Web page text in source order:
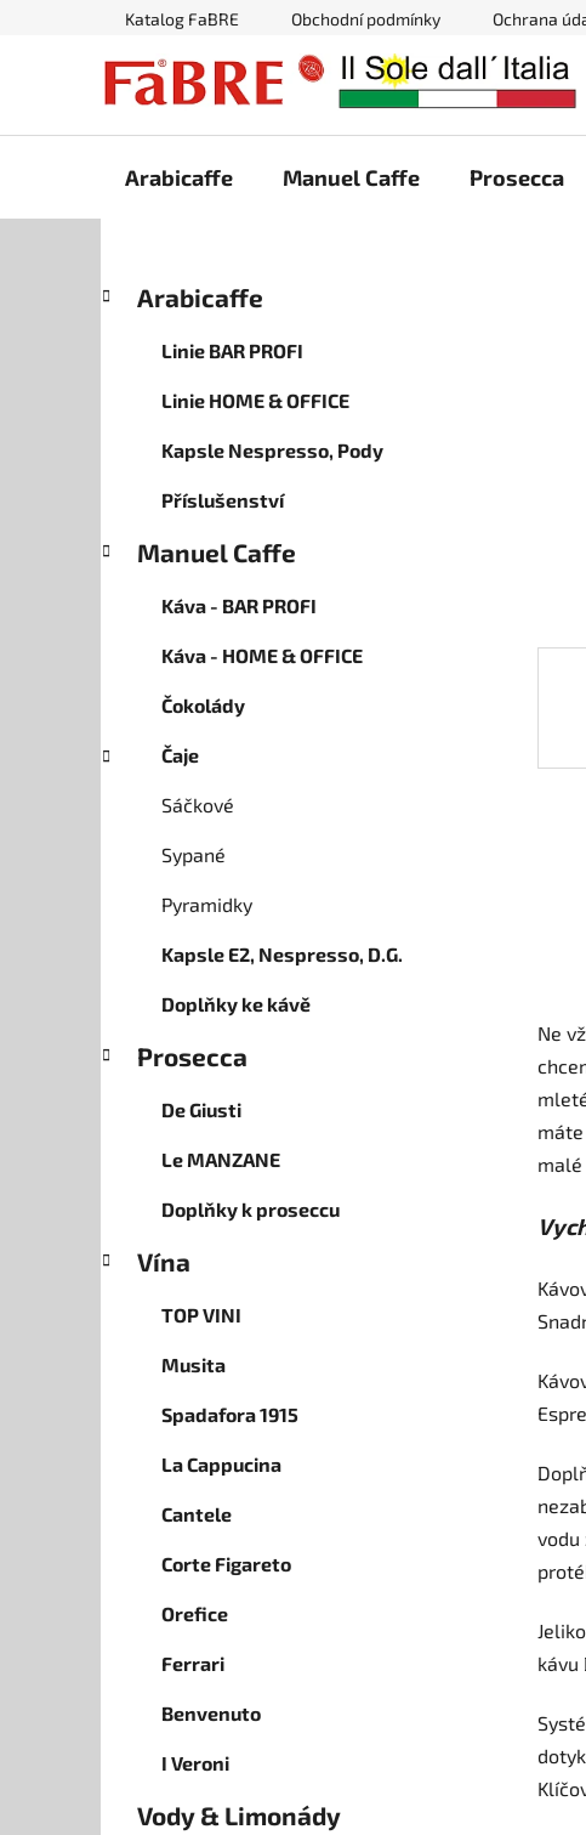
Katalog FaBRE Obchodní podmínky Ochrana
Arabicaffe Manuel Caffe Prosecca
P
í
p
kategorie
a
Arabicaffe
Linie BAR PROFI
Linie HOME & OFFICE
Kapsle Nespresso, Pody
Příslušenství
Manuel Caffe
Káva - BAR PROFI
Káva - HOME & OFFICE
Čokolády
Čaje
Sáčkové
Sypané
Pyramidky
Kapsle E2, Nespresso, D.G.
Doplňky ke kávě
Prosecca
De Giusti
Le MANZANE
Doplňky k proseccu
Vína
TOP VINI
Musita
Spadafora 1915
La Cappucina
Cantele
Corte Figareto
Orefice
Ferrari
Benvenuto
I Veroni
Vody & Limonády
Ne
vodu
kávu